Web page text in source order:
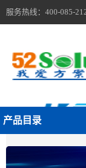
服务热线：400-085-
产品目录